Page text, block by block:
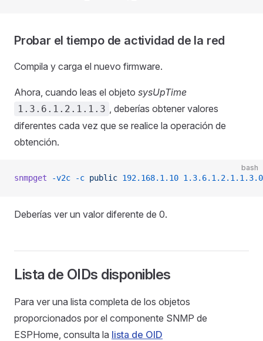
Probar el tiempo de actividad de la red
Compila y carga el nuevo firmware.
Ahora, cuando leas el objeto sysUpTime
1.3.6.1.2.1.1.3
, deberías obtener valores
diferentes cada vez que se realice la operación de
obtención.
bash
snmpget -v2c -c public 192.168.1.10 1.3.6.1.2.1.1.3.0
Deberías ver un valor diferente de 0.
Lista de OIDs disponibles
Para ver una lista completa de los objetos
proporcionados por el componente SNMP de
ESPHome, consulta la lista de OID